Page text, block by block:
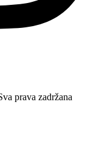
prava zadržana